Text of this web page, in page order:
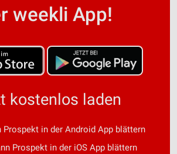
weekli App!
kostenlos laden
Prospekt in der Android App blättern
Prospekt in der iOS App blättern